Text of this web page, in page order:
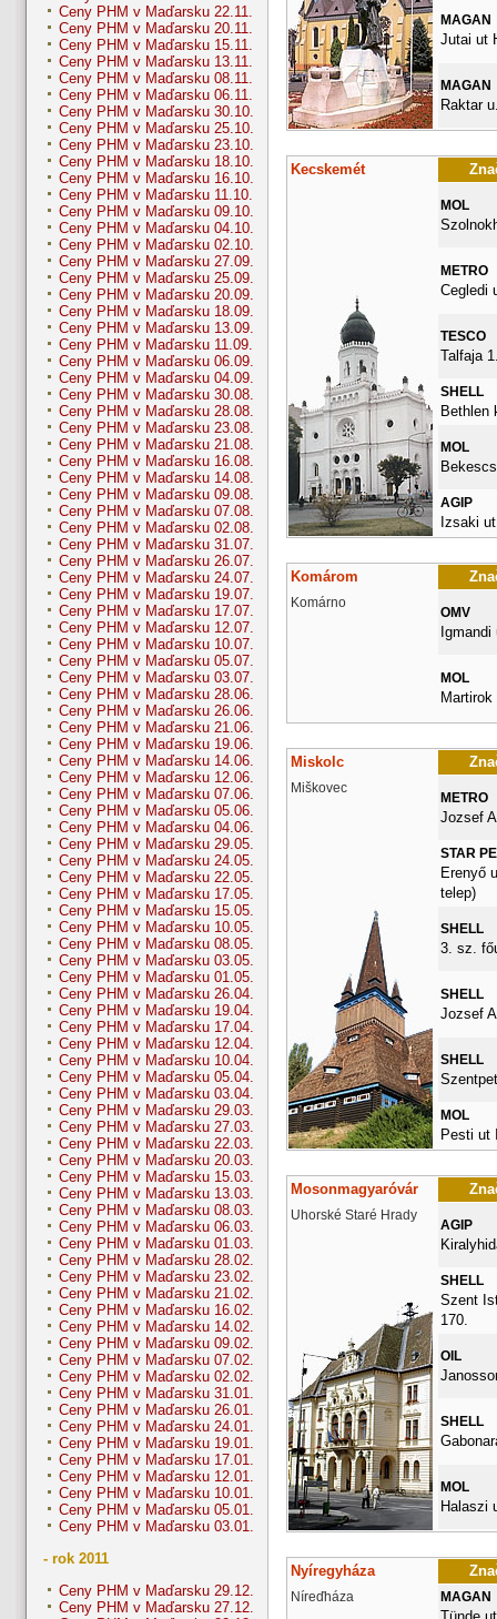
Ceny PHM v Maďarsku 22.11.
Ceny PHM v Maďarsku 20.11.
Ceny PHM v Maďarsku 15.11.
Ceny PHM v Maďarsku 13.11.
Ceny PHM v Maďarsku 08.11.
Ceny PHM v Maďarsku 06.11.
Ceny PHM v Maďarsku 30.10.
Ceny PHM v Maďarsku 25.10.
Ceny PHM v Maďarsku 23.10.
Ceny PHM v Maďarsku 18.10.
Ceny PHM v Maďarsku 16.10.
Ceny PHM v Maďarsku 11.10.
Ceny PHM v Maďarsku 09.10.
Ceny PHM v Maďarsku 04.10.
Ceny PHM v Maďarsku 02.10.
Ceny PHM v Maďarsku 27.09.
Ceny PHM v Maďarsku 25.09.
Ceny PHM v Maďarsku 20.09.
Ceny PHM v Maďarsku 18.09.
Ceny PHM v Maďarsku 13.09.
Ceny PHM v Maďarsku 11.09.
Ceny PHM v Maďarsku 06.09.
Ceny PHM v Maďarsku 04.09.
Ceny PHM v Maďarsku 30.08.
Ceny PHM v Maďarsku 28.08.
Ceny PHM v Maďarsku 23.08.
Ceny PHM v Maďarsku 21.08.
Ceny PHM v Maďarsku 16.08.
Ceny PHM v Maďarsku 14.08.
Ceny PHM v Maďarsku 09.08.
Ceny PHM v Maďarsku 07.08.
Ceny PHM v Maďarsku 02.08.
Ceny PHM v Maďarsku 31.07.
Ceny PHM v Maďarsku 26.07.
Ceny PHM v Maďarsku 24.07.
Ceny PHM v Maďarsku 19.07.
Ceny PHM v Maďarsku 17.07.
Ceny PHM v Maďarsku 12.07.
Ceny PHM v Maďarsku 10.07.
Ceny PHM v Maďarsku 05.07.
Ceny PHM v Maďarsku 03.07.
Ceny PHM v Maďarsku 28.06.
Ceny PHM v Maďarsku 26.06.
Ceny PHM v Maďarsku 21.06.
Ceny PHM v Maďarsku 19.06.
Ceny PHM v Maďarsku 14.06.
Ceny PHM v Maďarsku 12.06.
Ceny PHM v Maďarsku 07.06.
Ceny PHM v Maďarsku 05.06.
Ceny PHM v Maďarsku 04.06.
Ceny PHM v Maďarsku 29.05.
Ceny PHM v Maďarsku 24.05.
Ceny PHM v Maďarsku 22.05.
Ceny PHM v Maďarsku 17.05.
Ceny PHM v Maďarsku 15.05.
Ceny PHM v Maďarsku 10.05.
Ceny PHM v Maďarsku 08.05.
Ceny PHM v Maďarsku 03.05.
Ceny PHM v Maďarsku 01.05.
Ceny PHM v Maďarsku 26.04.
Ceny PHM v Maďarsku 19.04.
Ceny PHM v Maďarsku 17.04.
Ceny PHM v Maďarsku 12.04.
Ceny PHM v Maďarsku 10.04.
Ceny PHM v Maďarsku 05.04.
Ceny PHM v Maďarsku 03.04.
Ceny PHM v Maďarsku 29.03.
Ceny PHM v Maďarsku 27.03.
Ceny PHM v Maďarsku 22.03.
Ceny PHM v Maďarsku 20.03.
Ceny PHM v Maďarsku 15.03.
Ceny PHM v Maďarsku 13.03.
Ceny PHM v Maďarsku 08.03.
Ceny PHM v Maďarsku 06.03.
Ceny PHM v Maďarsku 01.03.
Ceny PHM v Maďarsku 28.02.
Ceny PHM v Maďarsku 23.02.
Ceny PHM v Maďarsku 21.02.
Ceny PHM v Maďarsku 16.02.
Ceny PHM v Maďarsku 14.02.
Ceny PHM v Maďarsku 09.02.
Ceny PHM v Maďarsku 07.02.
Ceny PHM v Maďarsku 02.02.
Ceny PHM v Maďarsku 31.01.
Ceny PHM v Maďarsku 26.01.
Ceny PHM v Maďarsku 24.01.
Ceny PHM v Maďarsku 19.01.
Ceny PHM v Maďarsku 17.01.
Ceny PHM v Maďarsku 12.01.
Ceny PHM v Maďarsku 10.01.
Ceny PHM v Maďarsku 05.01.
Ceny PHM v Maďarsku 03.01.
- rok 2011
Ceny PHM v Maďarsku 29.12.
Ceny PHM v Maďarsku 27.12.
MAGAN
Jutai ut
MAGAN
Raktar
Kecskemét
MOL
METRO
Cegledi
TESCO
Talfaja
SHELL
Bethlen
MOL
AGIP
Izsaki
Komárom
Komárno
OMV
Igmandi
MOL
Martirok
Miskolc
Miškovec
METRO
Jozsef
STAR
Erenyő
telep)
SHELL
3. sz.
SHELL
Jozsef
SHELL
MOL
Pesti ut
Mosonmagyaróvár
Uhorské Staré Hrady
AGIP
SHELL
Szent
170.
OIL
SHELL
MOL
Halaszi
Nyíregyháza
Níreďháza MAGAN